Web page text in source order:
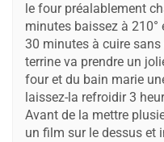
le four préalablement
minutes baissez à 210°
30 minutes à cuire
terrine va prendre un
four et du bain marie
laissez-la refroidir 3
Avant de la mettre
un film sur le dessus et